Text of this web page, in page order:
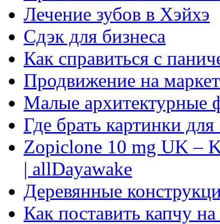
Лечение зубов в Хэйхэ
Сдэк для бизнеса
Как справиться с
Продвижение на
Малые архитектурные
Где брать картинки
Zopiclone 10 mg UK –
| allDayawake
Деревянные
Как поставить капчу